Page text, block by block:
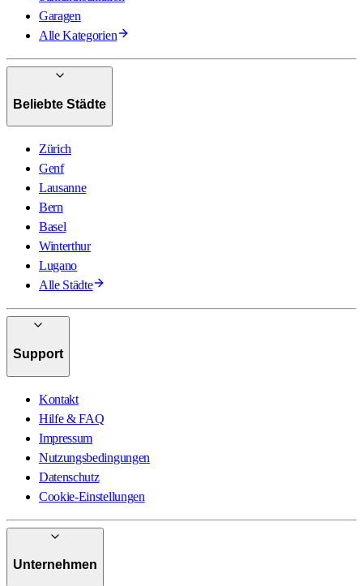
Garagen
Alle Kategorien
Beliebte Städte
Zürich
Genf
Lausanne
Bern
Basel
Winterthur
Lugano
Alle Städte
Support
Kontakt
Hilfe & FAQ
Impressum
Nutzungsbedingungen
Datenschutz
Cookie-Einstellungen
Unternehmen